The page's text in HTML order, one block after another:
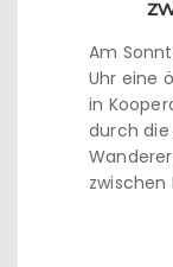
Am
Uhr eine
in
durch die
zwischen